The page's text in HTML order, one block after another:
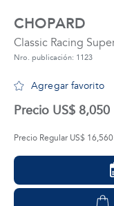
CHOPARD
Classic Racing
Nro. publicación: 1123
Agregar favorito
Precio US$ 8,050
Precio Regular US$ 16,560